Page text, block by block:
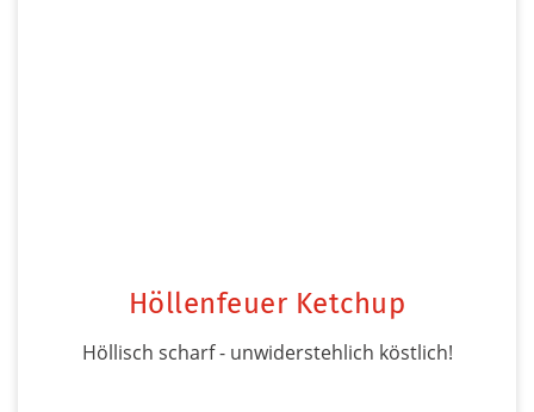
Höllenfeuer Ketchup
Höllisch scharf - unwiderstehlich köstlich!